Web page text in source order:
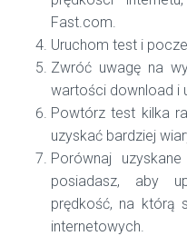
Fast.com.
Uruchom test i
Zwróć uwagę na
wartości download i
Powtórz test kilka
uzyskać bardziej
Porównaj
posiadasz, aby
prędkość, na którą
internetowych.